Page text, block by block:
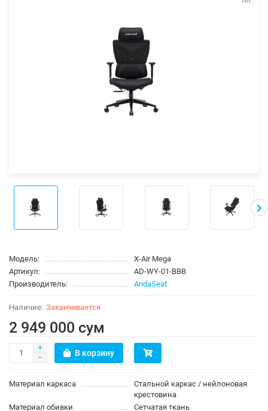
Модель:
X-Air Mega
Артикул:
AD-WY-01-BBB
Производитель:
AndaSeat
Заканчивается
2 949 000 сум
В корзину
Материал каркаса
Стальной каркас / нейлоновая
крестовина
Материал обивки
Сетчатая ткань